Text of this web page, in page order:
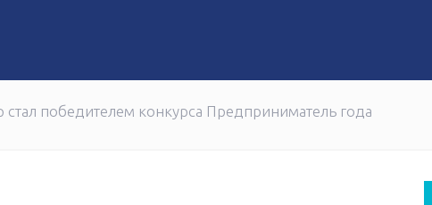
стал победителем конкурса Предприниматель года